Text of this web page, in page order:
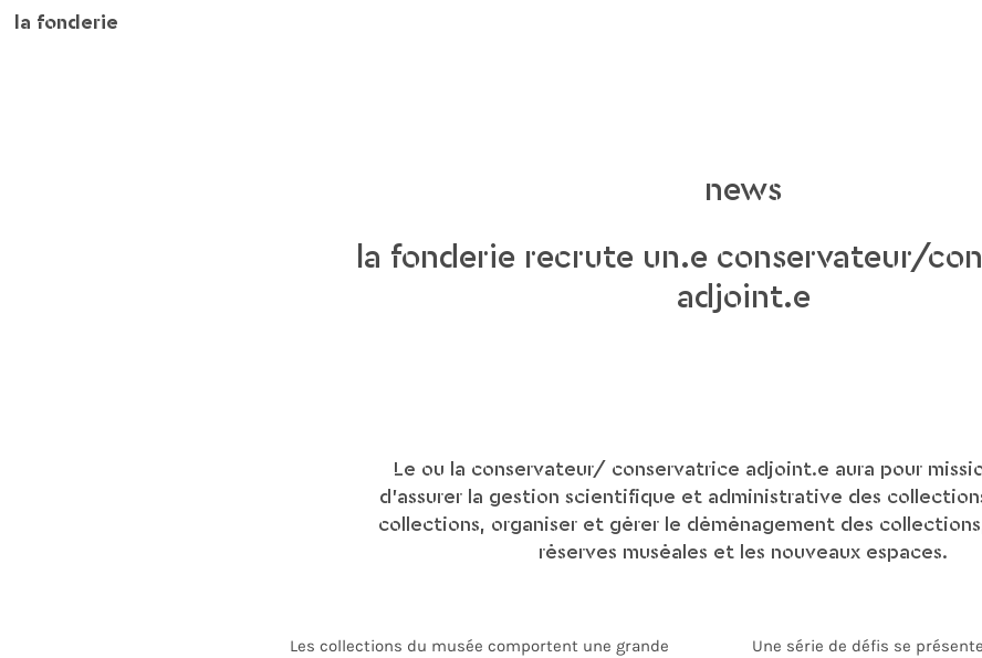
la fonderie
news
la fonderie recrute un.e conservateur/
adjoint.e
Le ou la conservateur/ conservatrice adjoint.e aura pour
d’assurer la gestion scientifique et administrative des
collections, organiser et gérer le déménagement des
réserves muséales et les nouveaux espaces.
Les collections du musée comportent une grande
Une série de défis se